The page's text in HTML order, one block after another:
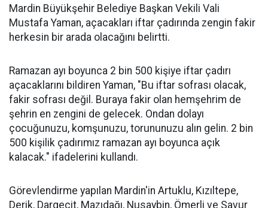
Mardin Büyükşehir Belediye Başkan Vekili Vali
Mustafa Yaman, açacakları iftar çadırında zengin fakir
herkesin bir arada olacağını belirtti.
Ramazan ayı boyunca 2 bin 500 kişiye iftar çadırı
açacaklarını bildiren Yaman, "Bu iftar sofrası olacak,
fakir sofrası değil. Buraya fakir olan hemşehrim de
şehrin en zengini de gelecek. Ondan dolayı
çocuğunuzu, komşunuzu, torununuzu alın gelin. 2 bin
500 kişilik çadırımız ramazan ayı boyunca açık
kalacak." ifadelerini kullandı.
Görevlendirme yapılan Mardin'in Artuklu, Kızıltepe,
Derik, Dargeçit, Mazıdağı, Nusaybin, Ömerli ve Savur